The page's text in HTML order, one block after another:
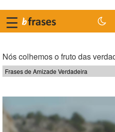
☰
Nós colhemos o fruto das
Frases de Amizade Verdadeira